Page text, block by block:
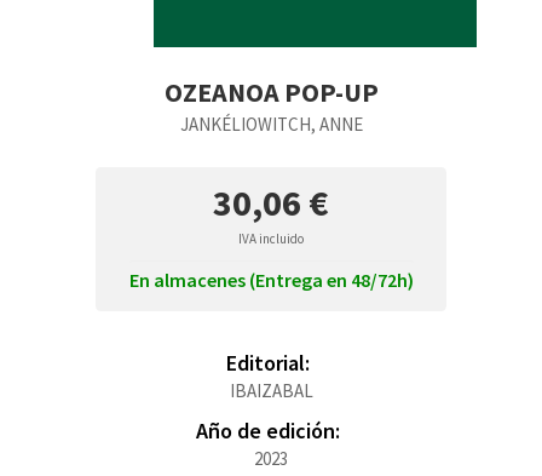
OZEANOA POP-UP
JANKÉLIOWITCH, ANNE
30,06 €
IVA incluido
En almacenes (Entrega en 48/72h)
Editorial:
IBAIZABAL
Año de edición:
2023